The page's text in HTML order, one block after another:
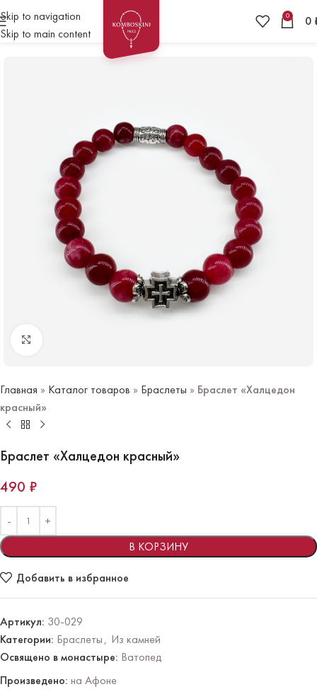
Skip to navigation
Skip to main content
0 0
Главная » Каталог товаров » Браслеты » Браслет «Халцедон
красный»
Браслет «Халцедон красный»
490 ₽
В КОРЗИНУ
Добавить в избранное
Артикул: 30-029
Категории: Браслеты, Из камней
Освящено в монастыре: Ватопед
Произведено: на Афоне